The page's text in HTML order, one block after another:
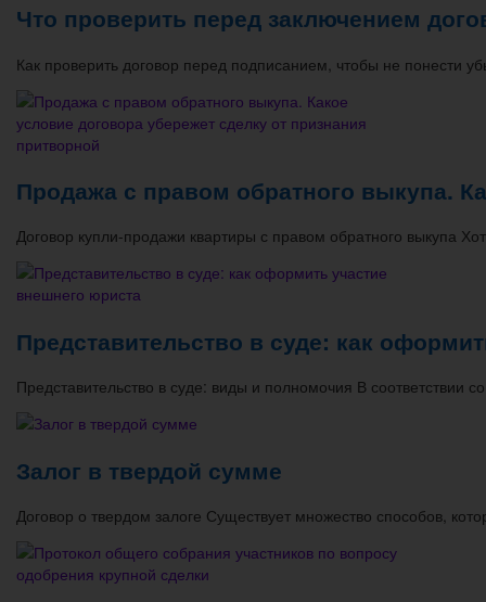
Что проверить перед заключением
Как проверить договор перед подписанием, чтобы не понести
Продажа с правом обратного выкупа.
Договор купли-продажи квартиры с правом обратного выкупа
Представительство в суде: как
Представительство в суде: виды и полномочия В соответствии
Залог в твердой сумме
Договор о твердом залоге Существует множество способов,